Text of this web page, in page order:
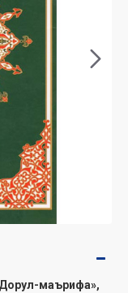
маърифа»,